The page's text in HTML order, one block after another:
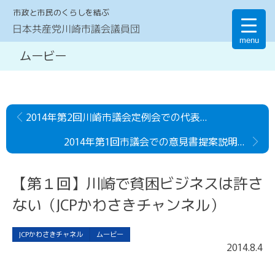
menu
市政と市民のくらしを結ぶ
日本共産党川崎市議会議員団
ムービー
2014年第2回川崎市議会定例会での代表討論（6月議会）
2014年第1回市議会での意見書提案説明（動画・字幕）
【第１回】川崎で貧困ビジネスは許さ
ない（JCPかわさきチャンネル）
JCPかわさきチャネル ムービー
2014.8.4